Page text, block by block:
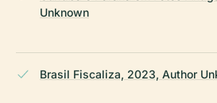
Unknown
Brasil Fiscaliza, 2023, Author